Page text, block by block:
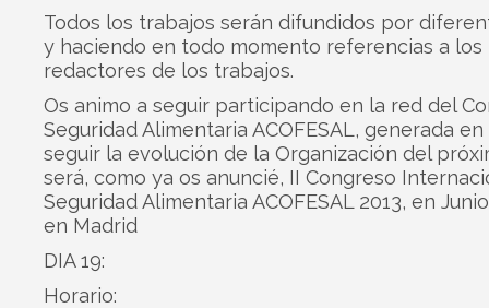
Todos los trabajos serán difundidos por
y haciendo en todo momento referencias a los
redactores de los trabajos.
Os animo a seguir participando en la red del
Seguridad Alimentaria ACOFESAL, generada
seguir la evolución de la Organización del
será, como ya os anuncié, II Congreso
Seguridad Alimentaria ACOFESAL 2013, en
en Madrid
DIA 19:
Horario: